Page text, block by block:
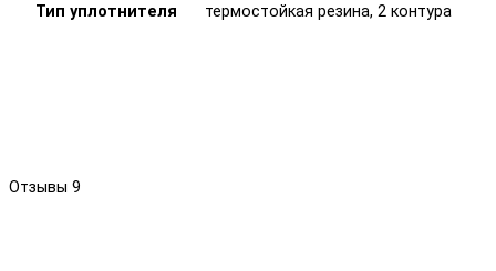
Тип уплотнителя
термостойкая резина, 2 контура
Отзывы 9